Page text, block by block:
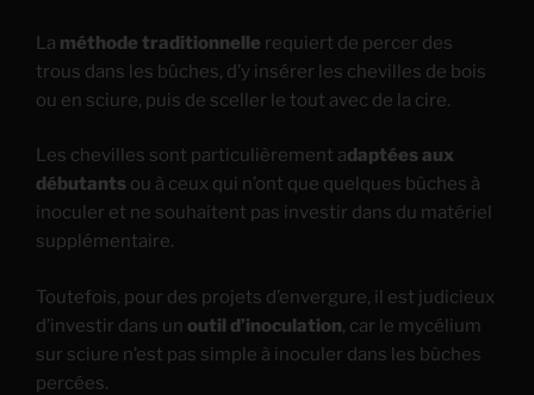
La méthode traditionnelle requiert de percer des
trous dans les bûches, d’y insérer les chevilles de bois
ou en sciure, puis de sceller le tout avec de la cire.
Les chevilles sont particulièrement adaptées aux
débutants ou à ceux qui n’ont que quelques bûches à
inoculer et ne souhaitent pas investir dans du matériel
supplémentaire.
Toutefois, pour des projets d’envergure, il est judicieux
d’investir dans un outil d’inoculation, car le mycélium
sur sciure n’est pas simple à inoculer dans les bûches
percées.